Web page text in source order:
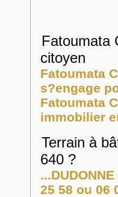
Fatoumata
citoyen
Fatoumata
s?engage
Fatoumata
immobilier
Terrain à
640 ?
25 58 ou 06